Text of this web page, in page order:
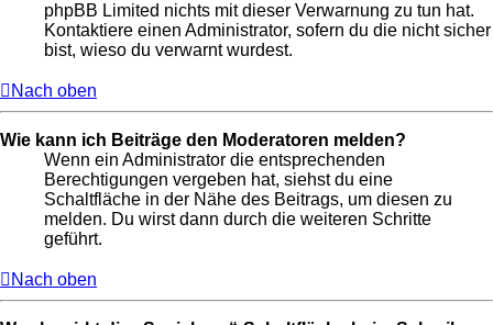
phpBB Limited nichts mit dieser Verwarnung zu tun hat.
Kontaktiere einen Administrator, sofern du die nicht sicher
bist, wieso du verwarnt wurdest.
Nach oben
Wie kann ich Beiträge den Moderatoren melden?
Wenn ein Administrator die entsprechenden
Berechtigungen vergeben hat, siehst du eine
Schaltfläche in der Nähe des Beitrags, um diesen zu
melden. Du wirst dann durch die weiteren Schritte
geführt.
Nach oben